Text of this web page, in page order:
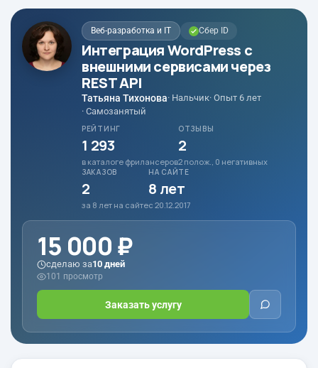
Веб-разработка и IT Сбер ID
Интеграция WordPress с
внешними сервисами через
REST API
Татьяна Тихонова· Нальчик· Опыт 6 лет
· Самозанятый
РЕЙТИНГ
1 293
в каталоге фрилансеров
ОТЗЫВЫ
2
2 полож., 0 негативных
ЗАКАЗОВ
2
за 8 лет на сайте
НА САЙТЕ
8 лет
с 20.12.2017
15 000 ₽
сделаю за10 дней
101 просмотр
Заказать услугу